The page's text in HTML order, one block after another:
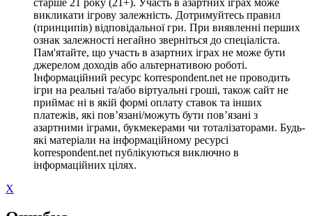
викликати ігрову залежність. Дотримуйтесь правил
(принципів) відповідальної гри. При виявленні перших
ознак залежності негайно зверніться до спеціаліста.
Пам'ятайте, що участь в азартних іграх не може бути
джерелом доходів або альтернативою роботі.
Інформаційний ресурс korrespondent.net не проводить
ігри на реальні та/або віртуальні гроші, також сайт не
приймає ні в якій формі оплату ставок та інших
платежів, які пов’язані/можуть бути пов’язані з
азартними іграми, букмекерами чи тоталізаторами. Будь-
які матеріали на інформаційному ресурсі
korrespondent.net публікуються виключно в
інформаційних цілях.
X